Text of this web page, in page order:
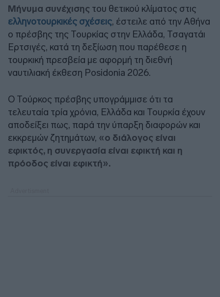
Μήνυμα συνέχισης του θετικού κλίματος στις
ελληνοτουρκικές σχέσεις, έστειλε από την Αθήνα
ο πρέσβης της Τουρκίας στην Ελλάδα, Τσαγατάι
Ερτσιγές, κατά τη δεξίωση που παρέθεσε η
τουρκική πρεσβεία με αφορμή τη διεθνή
ναυτιλιακή έκθεση Posidonia 2026.
Ο Τούρκος πρέσβης υπογράμμισε ότι τα
τελευταία τρία χρόνια, Ελλάδα και Τουρκία έχουν
αποδείξει πως, παρά την ύπαρξη διαφορών και
εκκρεμών ζητημάτων, «ο διάλογος είναι
εφικτός, η συνεργασία είναι εφικτή και η
πρόοδος είναι εφικτή».